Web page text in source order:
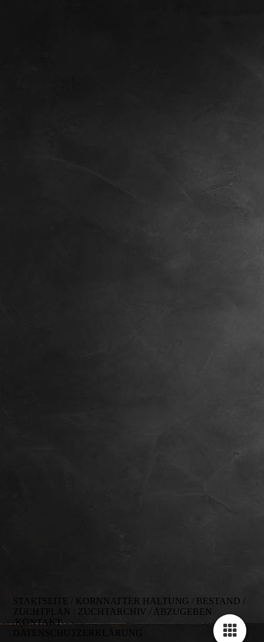
STARTSEITE KORNNATTER HALTUNG / BESTAND /
ZUCHTPLAN
ZUCHTARCHIV / ABZUGEBEN
/KONTAKT